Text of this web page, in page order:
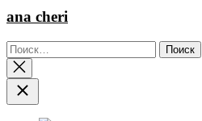
ana cheri
Найти: